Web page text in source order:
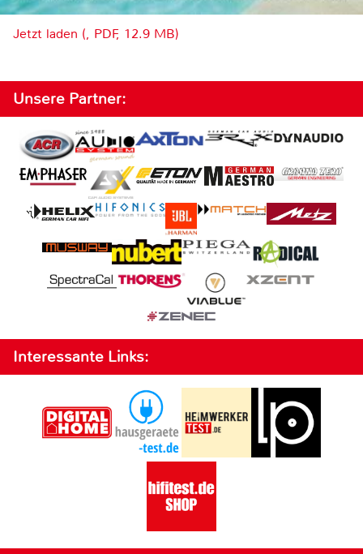
Jetzt laden (, PDF, 12.9 MB)
Unsere Partner:
Interessante Links: